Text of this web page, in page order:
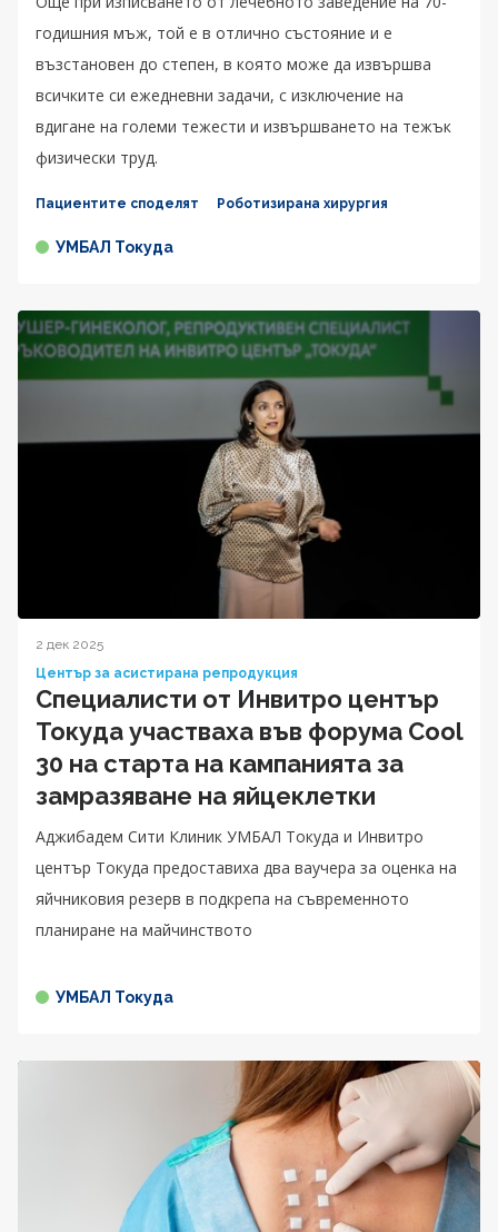
годишния мъж, той е в отлично състояние и е
възстановен до степен, в която може да извършва
всичките си ежедневни задачи, с изключение на
вдигане на големи тежести и извършването на тежък
физически труд.
Пациентите споделят Роботизирана хирургия
УМБАЛ Токуда
2 дек 2025
Център за асистирана репродукция
Специалисти от Инвитро център
Токуда участваха във форума Cool
30 на старта на кампанията за
замразяване на яйцеклетки
Аджибадем Сити Клиник УМБАЛ Токуда и Инвитро
център Токуда предоставиха два ваучера за оценка на
яйчниковия резерв в подкрепа на съвременното
планиране на майчинството
УМБАЛ Токуда